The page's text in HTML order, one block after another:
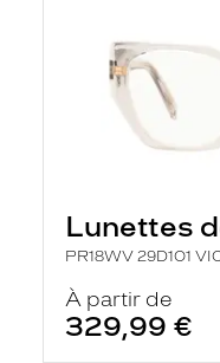
Lunettes
PR18WV 29D1O1
À partir de
329,99 €